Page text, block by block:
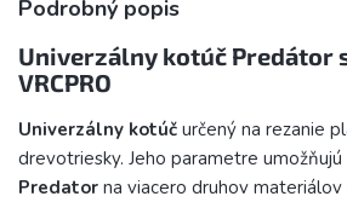
Podrobný popis
Univerzálny kotúč Predátor
VRCPRO
Univerzálny kotúč určený na rezanie
drevotriesky. Jeho parametre
Predator na viacero druhov